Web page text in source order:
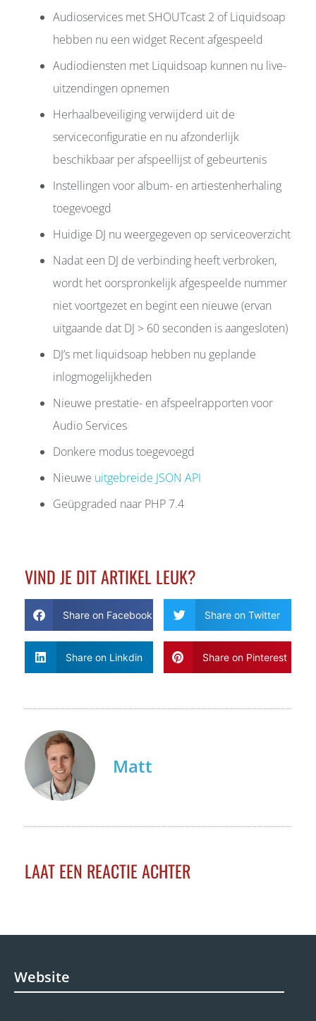
Audioservices met SHOUTcast 2 of Liquidsoap
hebben nu een widget Recent afgespeeld
Audiodiensten met Liquidsoap kunnen nu live-
uitzendingen opnemen
Herhaalbeveiliging verwijderd uit de
serviceconfiguratie en nu afzonderlijk
beschikbaar per afspeellijst of gebeurtenis
Instellingen voor album- en artiestenherhaling
toegevoegd
Huidige DJ nu weergegeven op serviceoverzicht
Nadat een DJ de verbinding heeft verbroken,
wordt het oorspronkelijk afgespeelde nummer
niet voortgezet en begint een nieuwe (ervan
uitgaande dat DJ > 60 seconden is aangesloten)
DJ’s met liquidsoap hebben nu geplande
inlogmogelijkheden
Nieuwe prestatie- en afspeelrapporten voor
Audio Services
Donkere modus toegevoegd
Nieuwe uitgebreide JSON API
Geüpgraded naar PHP 7.4
VIND JE DIT ARTIKEL LEUK?
Share on Facebook Share on Twitter
Share on Linkdin Share on Pinterest
Matt
LAAT EEN REACTIE ACHTER
Website